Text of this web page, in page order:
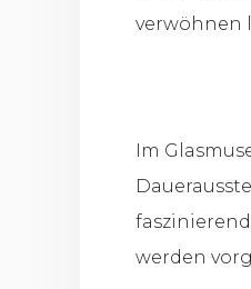
verwöhnen
Im
werden